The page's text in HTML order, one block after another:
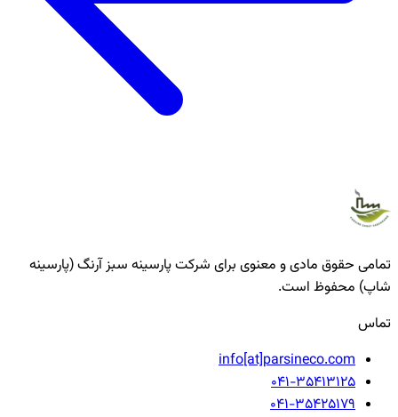
تمامی حقوق مادی و معنوی برای شرکت پارسینه سبز آرنگ (پارسینه
شاپ) محفوظ است.
تماس
info[at]parsineco.com
041-35413125
041-35425179